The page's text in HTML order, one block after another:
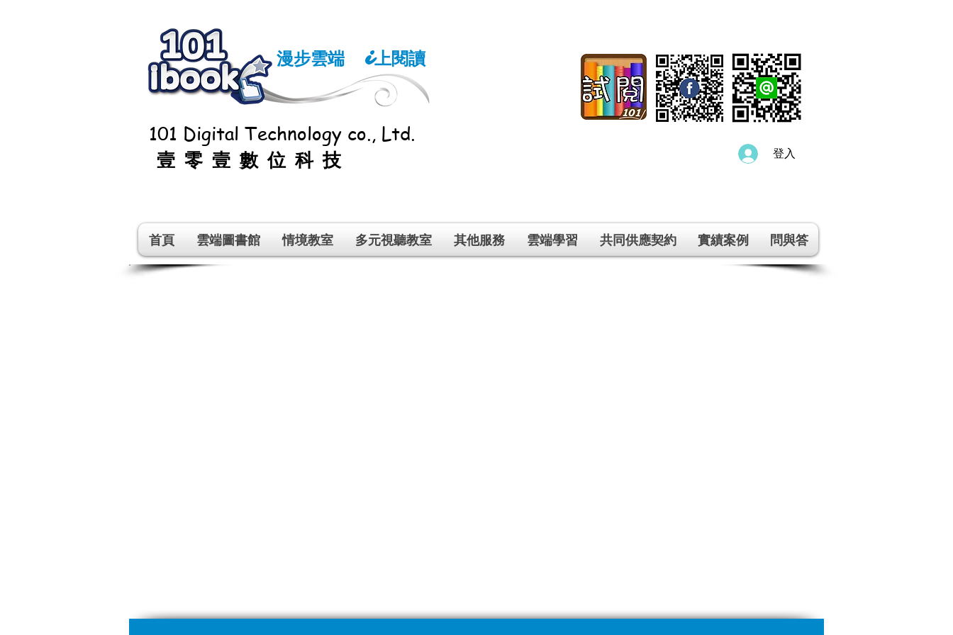
101 Digital Technology co., Ltd.
壹零壹數位科技
漫步雲端 i上閱讀
登入
首頁 雲端圖書館 情境教室 多元視聽教室 其他服務 雲端學習 共同供應契約 實績案例 問與答